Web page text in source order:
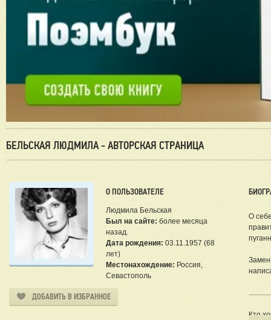
БЕЛЬСКАЯ ЛЮДМИЛА - АВТОРСКАЯ СТРАНИЦА
О ПОЛЬЗОВАТЕЛЕ
Людмила Бельская
Был на сайте: более месяца
назад.
Дата рождения: 03.11.1957 (68
лет)
Местонахождение: Россия,
Севастополь
ДОБАВИТЬ В ИЗБРАННОЕ
О
Кто